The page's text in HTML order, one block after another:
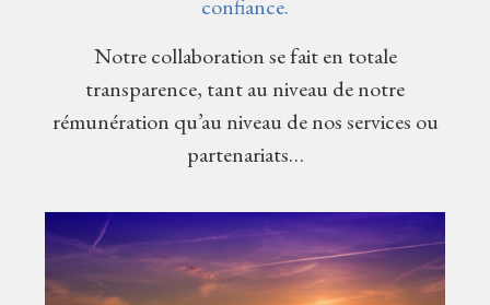
confiance.
Notre collaboration se fait en totale
transparence, tant au niveau de notre
rémunération qu’au niveau de nos services ou
partenariats…